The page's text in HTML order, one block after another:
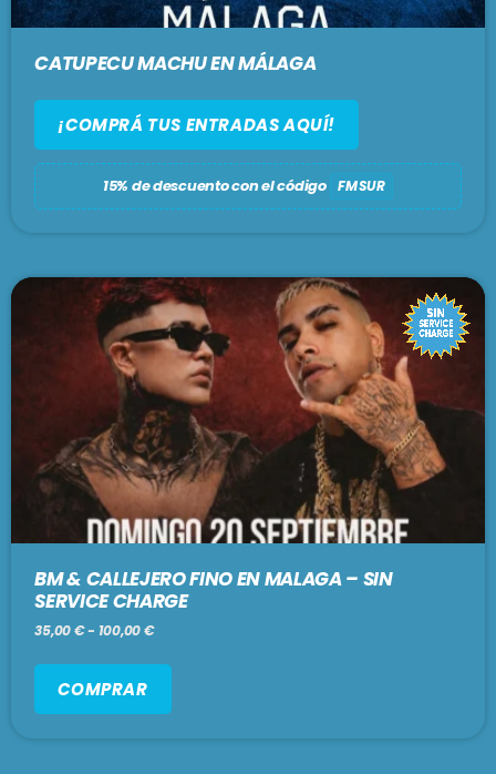
CATUPECU MACHU EN MÁLAGA
¡COMPRÁ TUS ENTRADAS AQUÍ!
15% de descuento con el código FMSUR
BM & CALLEJERO FINO EN MALAGA – SIN
SERVICE CHARGE
35,00€- 100,00€
COMPRAR